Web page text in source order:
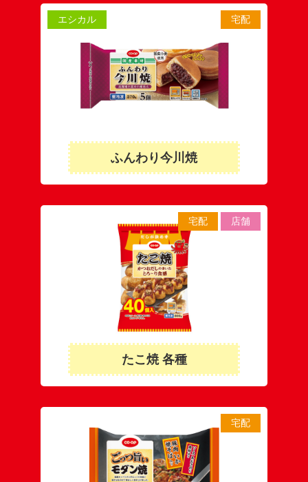
エシカル 宅配
ふんわり今川焼
宅配 店舗
たこ焼 各種
宅配